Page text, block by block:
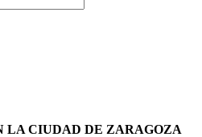
LA CIUDAD DE ZARAGOZA